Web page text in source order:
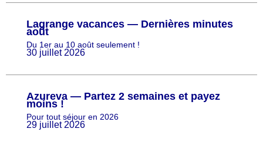
Lagrange vacances — Dernières minutes
août
Du 1er au 10 août seulement !
30 juillet 2026
Azureva — Partez 2 semaines et payez
moins !
Pour tout séjour en 2026
29 juillet 2026